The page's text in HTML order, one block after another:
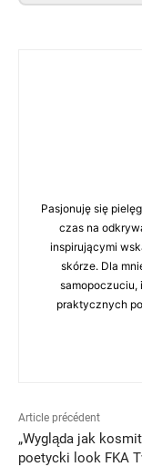
Pasjonuję się
czas na
inspirującymi
skórze. Dla
samopoczuciu,
praktycznych
Article précédent
„Wygląda jak
poetycki look FKA